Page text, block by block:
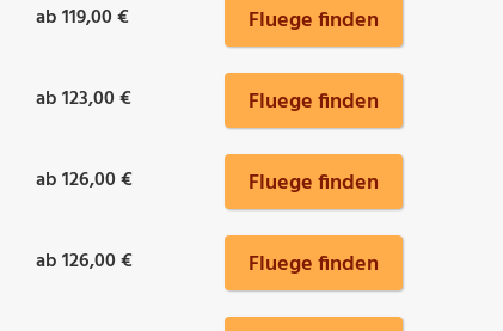
ab 119,00 € Fluege finden
ab 123,00 € Fluege finden
ab 126,00 € Fluege finden
ab 126,00 € Fluege finden